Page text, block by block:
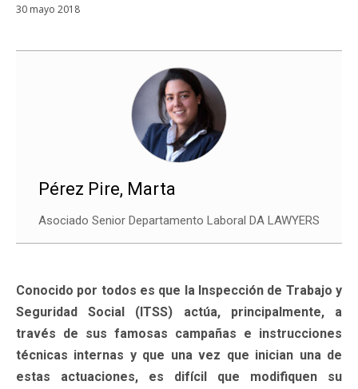
30 mayo 2018
Pérez Pire, Marta
Asociado Senior Departamento Laboral DA LAWYERS
Conocido por todos es que la Inspección de Trabajo y
Seguridad Social (ITSS) actúa, principalmente, a
través de sus famosas campañas e instrucciones
técnicas internas y que una vez que inician una de
estas actuaciones, es difícil que modifiquen su